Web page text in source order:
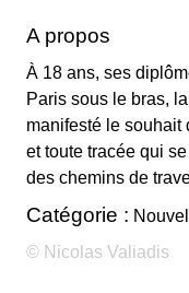
A propos
À 18 ans, ses
Paris sous le bras,
manifesté le souhait
et toute tracée qui
des chemins de
Catégorie :
© Nicolas Valiadis